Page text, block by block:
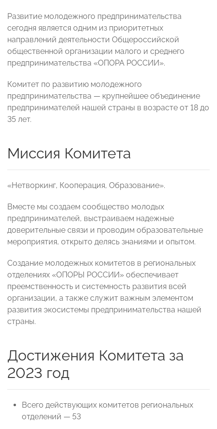
Развитие молодежного предпринимательства
сегодня является одним из приоритетных
направлений деятельности Общероссийской
общественной организации малого и среднего
предпринимательства «ОПОРА РОССИИ».
Комитет по развитию молодежного
предпринимательства — крупнейшее объединение
предпринимателей нашей страны в возрасте от 18 до
35 лет.
Миссия Комитета
«Нетворкинг, Кооперация, Образование».
Вместе мы создаем сообщество молодых
предпринимателей, выстраиваем надежные
доверительные связи и проводим образовательные
мероприятия, открыто делясь знаниями и опытом.
Создание молодежных комитетов в региональных
отделениях «ОПОРЫ РОССИИ» обеспечивает
преемственность и системность развития всей
организации, а также служит важным элементом
развития экосистемы предпринимательства нашей
страны.
Достижения Комитета за
2023 год
Всего действующих комитетов региональных
отделений — 53